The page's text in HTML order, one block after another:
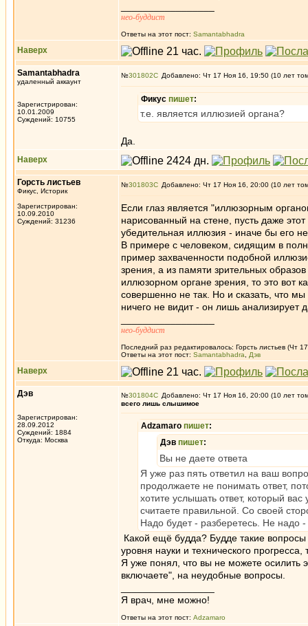
нео-буддист
Ответы на этот пост: Samantabhadra
Наверх
Samantabhadra
удаленный аккаунт
Зарегистрирован:
10.01.2009
Суждений: 10755
№301802 Добавлено: Чт 17 Ноя 16, 19:50 (10 лет
Фикус пишет:
т.е. является иллюзией органа?
Да.
Наверх
Горсть листьев
Фикус, Историк
Зарегистрирован:
10.09.2010
Суждений: 31236
№301803 Добавлено: Чт 17 Ноя 16, 20:00 (10 лет
Если глаз является "иллюзорным
нарисованный на стене, пусть даже
убедительная иллюзия - иначе бы его
В примере с человеком, сидящим в
пример захваченности подобной
зрения, а из памяти зрительных
иллюзорном органе зрения, то это вот
совершенно не так. Но и сказать, что
ничего не видит - он лишь анализирует
нео-буддист
Последний раз редактировалось: Горсть листьев (Чт
Ответы на этот пост: Samantabhadra Дэв
Наверх
Дэв
Зарегистрирован:
28.09.2012
Суждений: 1884
Откуда: Москва
№301804
Добавлено: Чт 17 Ноя 16, 20:00 (10 лет
всего лишь слышимое
Adzamaro пишет:
Дэв пишет:
Вы не даете ответа
Я уже раз пять ответил на ваш
продолжаете не понимать ответ,
хотите услышать ответ, который
считаете правильной. Со своей
Надо будет - разберетесь. Не надо
Какой ещё будда? Будде такие
уровня науки и технического
Я уже понял, что вы не можете осилить
включаете", на неудобные вопросы.
Я врач, мне можно!
Ответы на этот пост: Adzamaro